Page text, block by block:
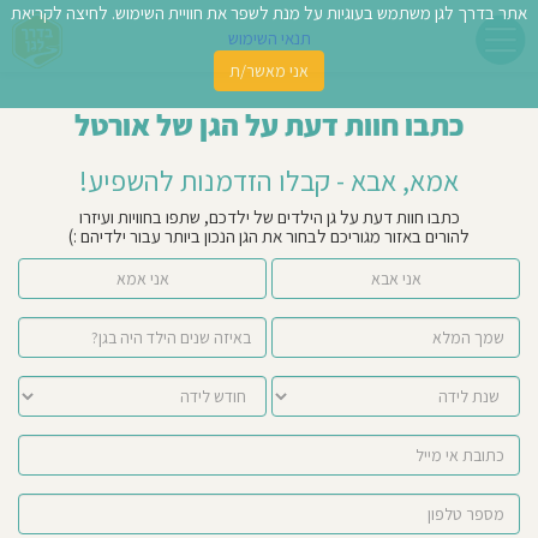
כתבו חוות דעת על הגן של אורטל
אמא, אבא - קבלו הזדמנות להשפיע!
כתבו חוות דעת על גן הילדים של ילדכם, שתפו בחוויות ועיזרו
להורים באזור מגוריכם לבחור את הגן הנכון ביותר עבור ילדיהם :)
אני אמא אני אבא
אתר בדרך לגן משתמש בעוגיות על מנת לשפר את חוויית השימוש. לחיצה לקריאת
תנאי השימוש
אני מאשר/ת